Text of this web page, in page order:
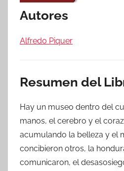
Autores
Alfredo Piquer
Resumen del
Hay un museo dentro del
manos, el cerebro y el
acumulando la belleza y el
concibieron otros, la
comunicaron, el